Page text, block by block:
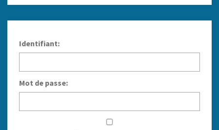
Identifiant:
Mot de passe: